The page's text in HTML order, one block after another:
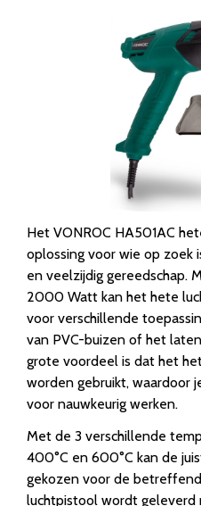
Het VONROC HA501AC
oplossing voor wie op zoek
en veelzijdig gereedschap.
2000 Watt kan het hete
voor verschillende
van PVC-buizen of het
grote voordeel is dat het
worden gebruikt, waardoor
voor nauwkeurig werken.
Met de 3 verschillende
400°C en 600°C kan de
gekozen voor de
luchtpistool wordt geleverd